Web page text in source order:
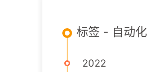
标签 - 自动化
2022